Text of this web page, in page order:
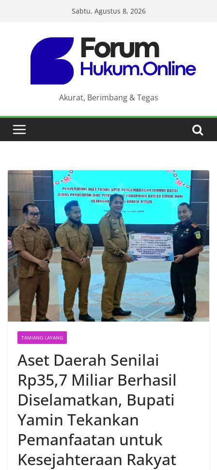
Sabtu, Agustus 8, 2026
Akurat, Berimbang & Tegas
TAMIANG LAYANG
Aset Daerah Senilai
Rp35,7 Miliar Berhasil
Diselamatkan, Bupati
Yamin Tekankan
Pemanfaatan untuk
Kesejahteraan Rakyat